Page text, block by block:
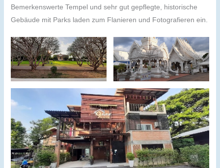
Bemerkenswerte Tempel und sehr gut gepflegte, historische
Gebäude mit Parks laden zum Flanieren und Fotografieren ein.